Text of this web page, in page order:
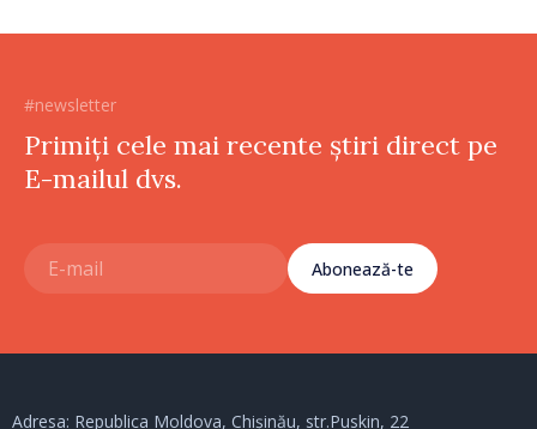
#newsletter
Primiți cele mai recente știri direct pe
E-mailul dvs.
Abonează-te
Adresa: Republica Moldova, Chișinău, str.Puskin, 22